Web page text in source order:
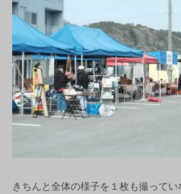
きちんと全体の様子を１枚も撮って